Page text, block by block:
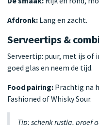
Afdronk: Lang en zacht.
Serveertips &
Serveertip: puur, met ijs of
goed glas en neem de tijd.
Food pairing: Prachtig na
Fashioned of Whisky Sour.
Tip: schenk rustig, proef